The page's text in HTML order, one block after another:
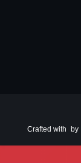
Crafted with by